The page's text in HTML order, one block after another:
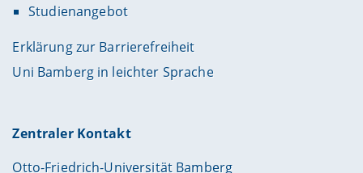
Studienangebot
Erklärung zur Barrierefreiheit
Uni Bamberg in leichter Sprache
Zentraler Kontakt
Otto-Friedrich-Universität Bamberg